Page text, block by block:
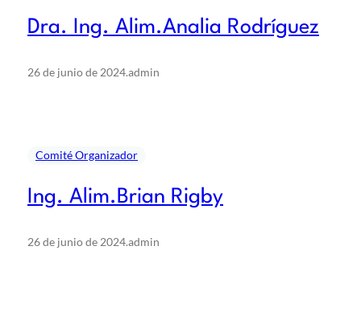
Dra. Ing. Alim.Analia Rodríguez
26 de junio de 2024.admin
Comité Organizador
Ing. Alim.Brian Rigby
26 de junio de 2024.admin